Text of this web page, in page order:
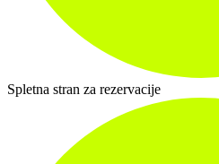
Spletna stran za rezervacije